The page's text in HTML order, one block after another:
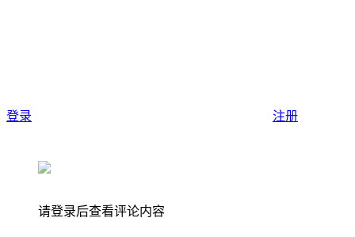
登录 注册
请登录后查看评论内容